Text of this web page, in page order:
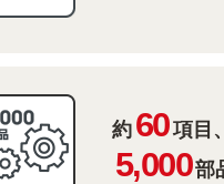
約 60項目、
5,000部